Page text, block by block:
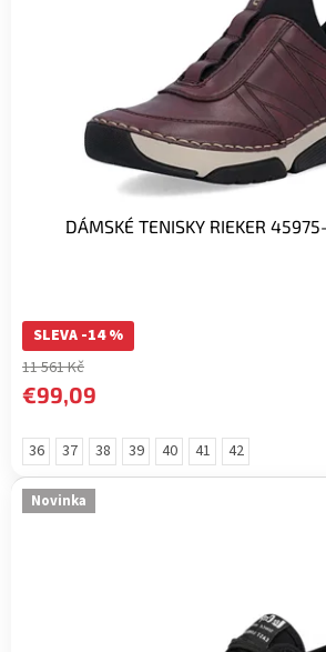
DÁMSKÉ TENISKY RIEKER
SLEVA -14 %
11 561 Kč
€99,09
36 37 38 39 40 41 42
Novinka